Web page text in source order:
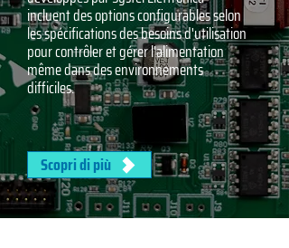
incluent des options configurables selon
les spécifications des besoins d'utilisation
pour contrôler et gérer l'alimentation
même dans des environnements
difficiles.
Scopri di più